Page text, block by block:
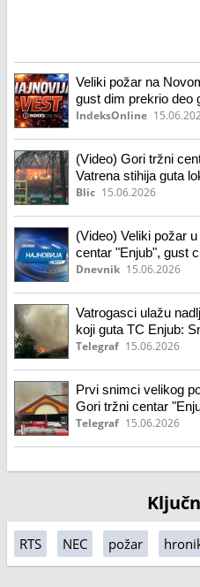
Veliki požar na
gust dim prekrio deo
IndeksOnline
(Video) Gori tržni
Vatrena stihija guta
terenu: Crni dim se
Blic 15.06.2026
(Video) Veliki požar
centar "Enjub", gust
grada. Ovo su prvi
Dnevnik 15.06.2026
Vatrogasci ulažu
koji guta TC Enjub:
Telegraf 15.06.2026
Prvi snimci velikog
Gori tržni centar
Telegraf 15.06.2026
RTS NEC požar